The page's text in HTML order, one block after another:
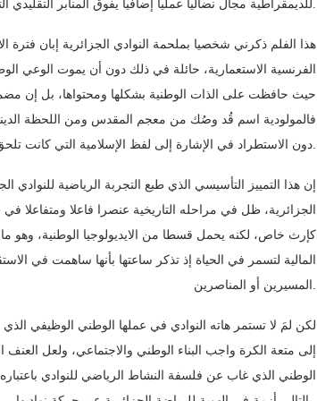
للديمقراطية مجال نضاليا عمليا إضافيا يفوق المنابر التقليدي التي توفرها الحزبية في نشاطها المحدود والمضيق عليه أحيانا.
هذا الفلم ذكرني شخصيا بملحمة النوادي الجزائرية إبان فترة
الفرنسية الاستعمارية، حائلة في ذلك دون أن يموت الوعي
حيث حافظت على الذات الوطنية بشكلها ومحتواها، بل إن
فالمولودية اسم قُد وصُك من معجم المقدس ومن اللحظة
دون الاستطراد في الإشارة إلى لفظ الإسلامية التي كانت تلحق بتسمية جل الأندية في مقابل النوادي التي كان يؤسسها المعمرون.
إن هذا التمييز التأسيسي الذي طبع التجربة الرياضية للنوادي
الجزائرية، ظل في مراحله التاريخية عنصرا فاعلا
كإرث خاص، لكنه يحمل قسطا من الايديولوجيا الوطنية، وهو
المالية لتسمر في الحياة إذ تذكر ساعتها بأنها ساهمت في
المسيرين أو المناصرين.
لكن لمَ لا تستمر هاته النوادي في عملها الوطني الوظيفي
إلى متعة الكرة واجب البناء الوطني والاجتماعي، ولعل
الوطني الذي غاب عن فلسفة النشاط الرياضي للنوادي